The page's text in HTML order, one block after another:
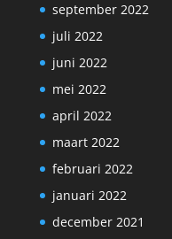
september 2022
juli 2022
juni 2022
mei 2022
april 2022
maart 2022
februari 2022
januari 2022
december 2021